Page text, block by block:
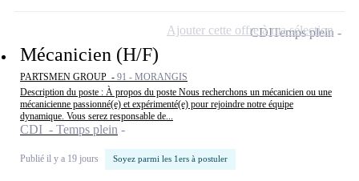
Mécanicien (H/F)
PARTSMEN GROUP - 91 - MORANGIS
Description du poste : À propos du poste Nous recherchons un mécanicien ou une
mécanicienne passionné(e) et expérimenté(e) pour rejoindre notre équipe
dynamique. Vous serez responsable de...
CDI - Temps plein
Publié il y a 19 jours Soyez parmi les 1ers à postuler
CDITemps plein
Ajouter cette offre à ma sélection